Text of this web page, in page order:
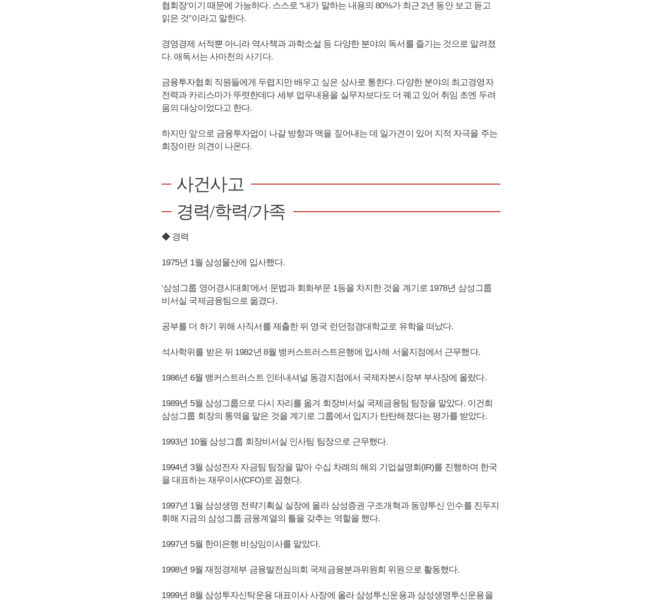
협회장’이기 때문에 가능하다. 스스로 “내가 말하는 내용의 80%가 최근 2년 동안 보고 듣고
읽은 것”이라고 말한다.
경영경제 서적뿐 아니라 역사책과 과학소설 등 다양한 분야의 독서를 즐기는 것으로 알려졌
다. 애독서는 사마천의 사기다.
금융투자협회 직원들에게 두렵지만 배우고 싶은 상사로 통한다. 다양한 분야의 최고경영자
전력과 카리스마가 뚜렷한데다 세부 업무내용을 실무자보다도 더 꿰고 있어 취임 초엔 두려
움의 대상이었다고 한다.
하지만 앞으로 금융투자업이 나갈 방향과 맥을 짚어내는 데 일가견이 있어 지적 자극을 주는
회장이란 의견이 나온다.
사건사고
경력/학력/가족
◆ 경력
1975년 1월 삼성물산에 입사했다.
‘삼성그룹 영어경시대회’에서 문법과 회화부문 1등을 차지한 것을 계기로 1978년 삼성그룹
비서실 국제금융팀으로 옮겼다.
공부를 더 하기 위해 사직서를 제출한 뒤 영국 런던정경대학교로 유학을 떠났다.
석사학위를 받은 뒤 1982년 8월 뱅커스트러스트은행에 입사해 서울지점에서 근무했다.
1986년 6월 뱅커스트러스트 인터내셔널 동경지점에서 국제자본시장부 부사장에 올랐다.
1989년 5월 삼성그룹으로 다시 자리를 옮겨 회장비서실 국제금융팀 팀장을 맡았다. 이건희
삼성그룹 회장의 통역을 맡은 것을 계기로 그룹에서 입지가 탄탄해졌다는 평가를 받았다.
1993년 10월 삼성그룹 회장비서실 인사팀 팀장으로 근무했다.
1994년 3월 삼성전자 자금팀 팀장을 맡아 수십 차례의 해외 기업설명회(IR)를 진행하며 한국
을 대표하는 재무이사(CFO)로 꼽혔다.
1997년 1월 삼성생명 전략기획실 실장에 올라 삼성증권 구조개혁과 동양투신 인수를 진두지
휘해 지금의 삼성그룹 금융계열의 틀을 갖추는 역할을 했다.
1997년 5월 한미은행 비상임이사를 맡았다.
1998년 9월 재정경제부 금융발전심의회 국제금융분과위원회 위원으로 활동했다.
1999년 8월 삼성투자신탁운용 대표이사 사장에 올라 삼성투신운용과 삼성생명투신운용을